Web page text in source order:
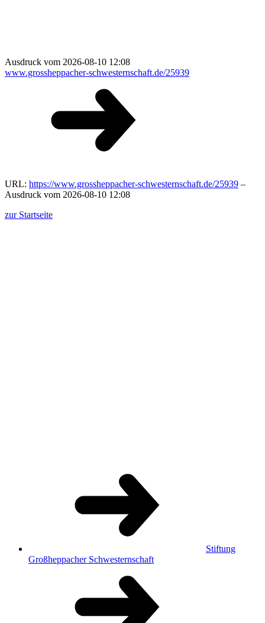
Ausdruck vom 2026-08-10 12:08
www.grossheppacher-schwesternschaft.de/25939
URL: https://www.grossheppacher-schwesternschaft.de/25939 –
Ausdruck vom 2026-08-10 12:08
zur Startseite
Stiftung
Großheppacher Schwesternschaft